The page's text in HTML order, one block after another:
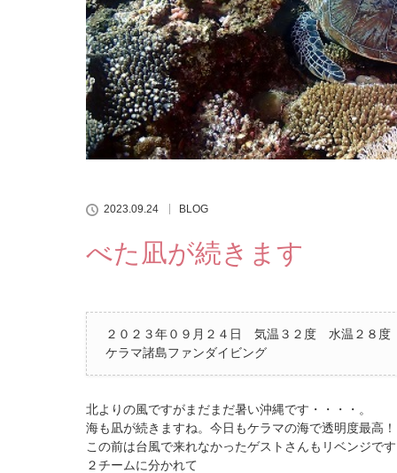
2023.09.24 BLOG
べた凪が続きます
２０２３年０９月２４日 気温３２度 水温２８
ケラマ諸島ファンダイビング
北よりの風ですがまだまだ暑い沖縄です・・・・。
海も凪が続きますね。今日もケラマの海で透明度最高！
この前は台風で来れなかったゲストさんもリベンジで
２チームに分かれて